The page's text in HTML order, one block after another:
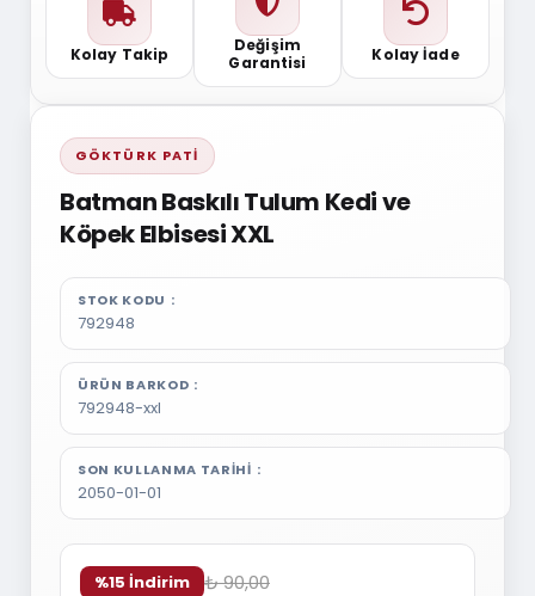
Kolay Takip
Değişim
Garantisi
Kolay İade
GÖKTÜRK PATI
Batman Baskılı Tulum Kedi ve
Köpek Elbisesi XXL
STOK KODU
792948
ÜRÜN BARKOD
792948-xxl
SON KULLANMA TARIHI
2050-01-01
%15 İndirim ₺ 90,00